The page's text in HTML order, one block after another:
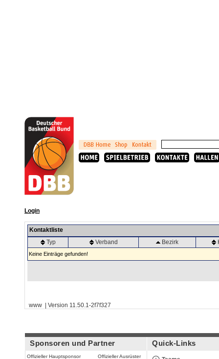
Login
Kontaktliste
Typ
Verband Bezirk
Keine Einträge gefunden!
www | Version 11.50.1-2f7f327
Sponsoren und Partner
Offizieller Hauptsponsor Offizieller Ausrüster
Quick-Links